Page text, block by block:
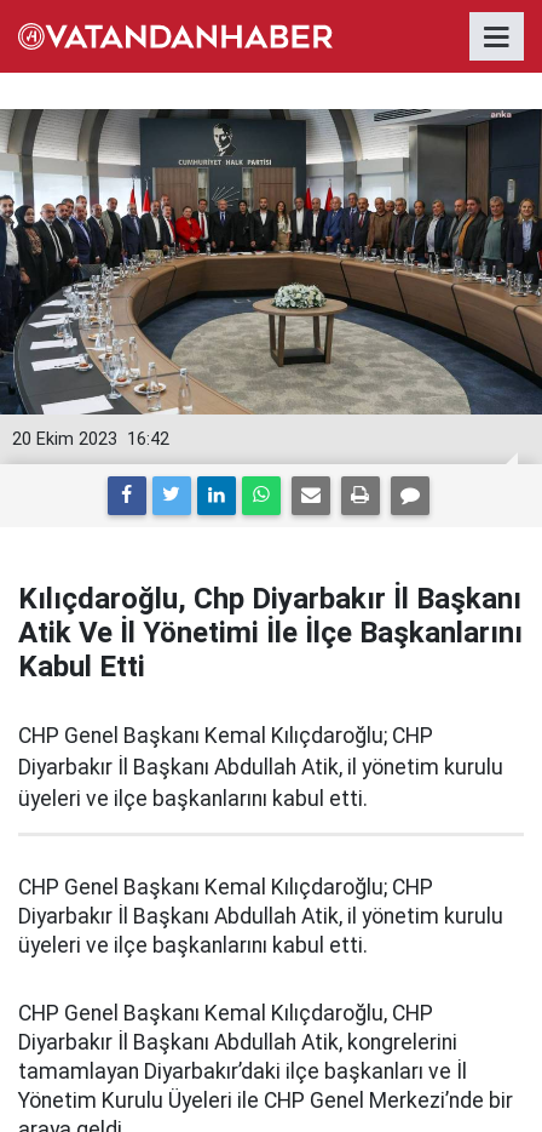
16:42
20 Ekim 2023
Kılıçdaroğlu, Chp Diyarbakır İl Başkanı
Atik Ve İl Yönetimi İle İlçe Başkanlarını
Kabul Etti
CHP Genel Başkanı Kemal Kılıçdaroğlu; CHP
Diyarbakır İl Başkanı Abdullah Atik, il yönetim kurulu
üyeleri ve ilçe başkanlarını kabul etti.
CHP Genel Başkanı Kemal Kılıçdaroğlu; CHP
Diyarbakır İl Başkanı Abdullah Atik, il yönetim kurulu
üyeleri ve ilçe başkanlarını kabul etti.
CHP Genel Başkanı Kemal Kılıçdaroğlu, CHP
Diyarbakır İl Başkanı Abdullah Atik, kongrelerini
tamamlayan Diyarbakır’daki ilçe başkanları ve İl
Yönetim Kurulu Üyeleri ile CHP Genel Merkezi’nde bir